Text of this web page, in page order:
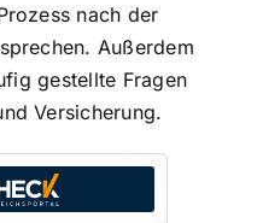
nach der
Außerdem
gestellte Fragen
Versicherung.